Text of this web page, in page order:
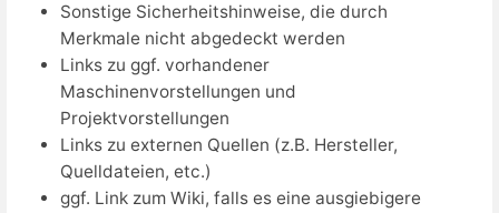
Sonstige Sicherheitshinweise, die durch
Merkmale nicht abgedeckt werden
Links zu ggf. vorhandener
Maschinenvorstellungen und
Projektvorstellungen
Links zu externen Quellen (z.B. Hersteller,
Quelldateien, etc.)
ggf. Link zum Wiki, falls es eine ausgiebigere